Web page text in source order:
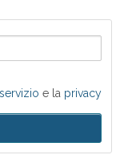
e la privacy